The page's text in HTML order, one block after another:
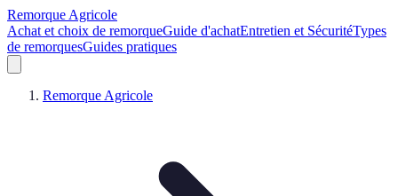
Remorque Agricole
Achat et choix de remorqueGuide d'achatEntretien et SécuritéTypes
de remorquesGuides pratiques
Remorque Agricole